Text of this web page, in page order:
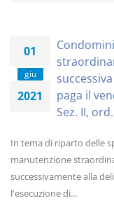
01
giu
2021
paga il
Sez. II,
In tema di riparto delle
manutenzione
successivamente alla
l'esecuzione di...